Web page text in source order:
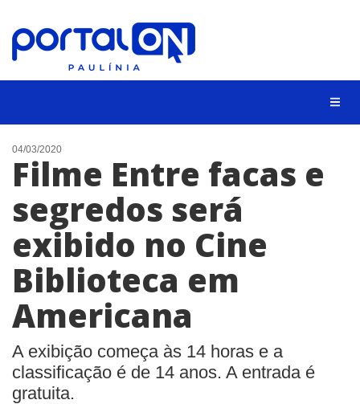
CIDADES
EVENTOS
EMPREGO
ANIVERSÁRIO DAS CIDADES
ANUNCIE
CONTATO
04/03/2020
Filme Entre facas e
segredos será
exibido no Cine
Biblioteca em
Americana
A exibição começa às 14 horas e a
classificação é de 14 anos. A entrada é
gratuita.